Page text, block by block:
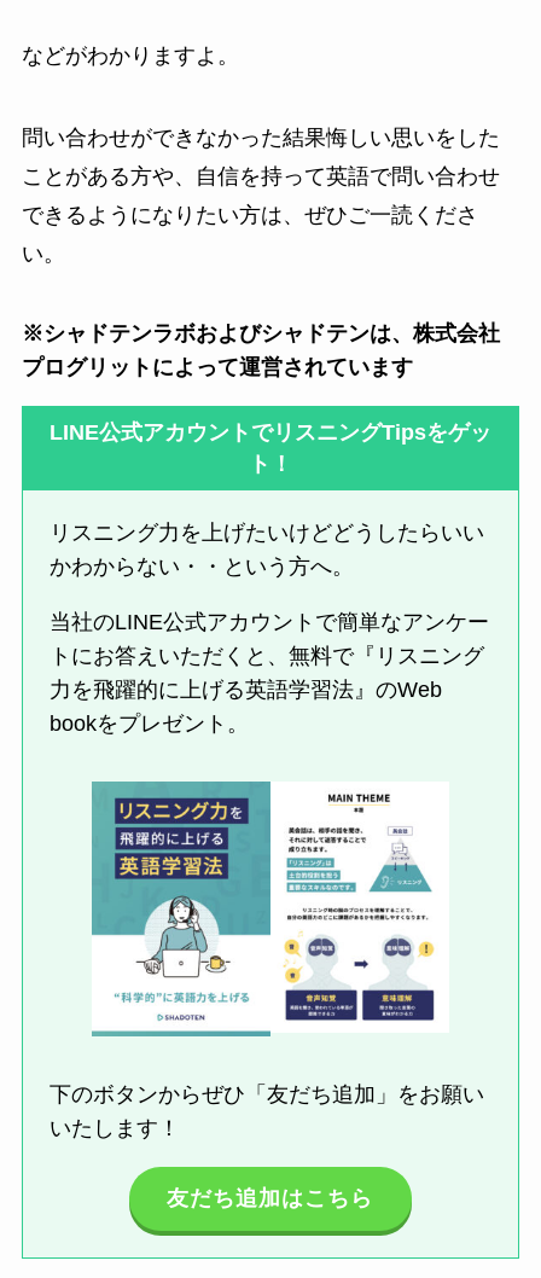
などがわかりますよ。
問い合わせができなかった結果悔しい思いをした
ことがある方や、自信を持って英語で問い合わせ
できるようになりたい方は、ぜひご一読くださ
い。
※シャドテンラボおよびシャドテンは、株式会社
プログリットによって運営されています
LINE公式アカウントでリスニングTipsをゲッ
ト！
リスニング力を上げたいけどどうしたらいい
かわからない・・という方へ。
当社のLINE公式アカウントで簡単なアンケー
トにお答えいただくと、無料で『リスニング
力を飛躍的に上げる英語学習法』のWeb
bookをプレゼント。
下のボタンからぜひ「友だち追加」をお願い
いたします！
友だち追加はこちら